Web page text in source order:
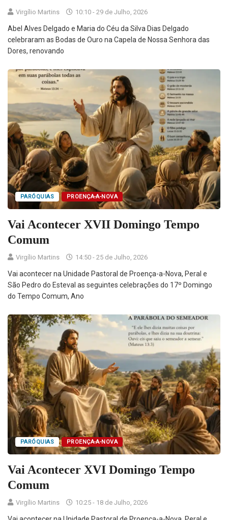
Virgílio Martins 10:10 - 29 de Julho, 2026
Abel Alves Delgado e Maria do Céu da Silva Dias Delgado
celebraram as Bodas de Ouro na Capela de Nossa Senhora das
Dores, renovando
PARÓQUIAS PROENÇA-A-NOVA
Vai Acontecer XVII Domingo Tempo
Comum
Virgílio Martins 14:50 - 25 de Julho, 2026
Vai acontecer na Unidade Pastoral de Proença-a-Nova, Peral e
São Pedro do Esteval as seguintes celebrações do 17º Domingo
do Tempo Comum, Ano
PARÓQUIAS PROENÇA-A-NOVA
Vai Acontecer XVI Domingo Tempo
Comum
Virgílio Martins 10:25 - 18 de Julho, 2026